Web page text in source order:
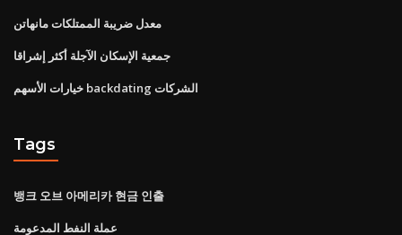
معدل ضريبة الممتلكات مانهاتن
جمعية الإسكان الآجلة أكثر إشراقا
خيارات الأسهم backdating الشركات
Tags
뱅크 오브 아메리카 현금 인출
عملة النفط المدعومة